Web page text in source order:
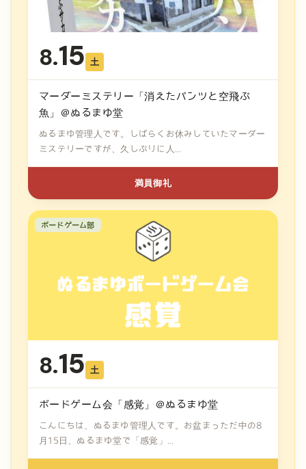
8.15 土
マーダーミステリー「消えたパンツと空飛ぶ
魚」＠ぬるまゆ堂
ぬるまゆ管理人です。しばらくお休みしていたマーダー
ミステリーですが、久しぶりに人...
満員御礼
ボードゲーム部
8.15 土
ボードゲーム会「感覚」＠ぬるまゆ堂
こんにちは、ぬるまゆ管理人です。お盆まっただ中の8
月15日、ぬるまゆ堂で「感覚」...